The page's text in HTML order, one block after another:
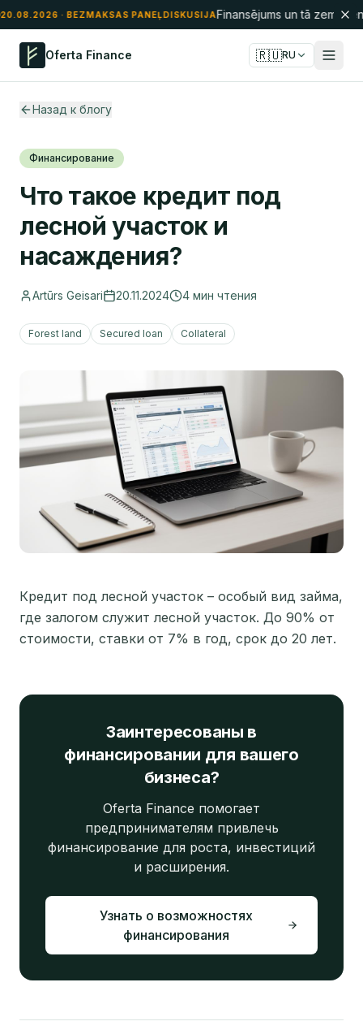
· BEZMAKSAS PANEĻDISKUSIJAFinansējums un tā
Oferta Finance 🇷🇺RU
Назад к блогу
Финансирование
Что такое кредит под
лесной участок и
насаждения?
Artūrs Geisari 20.11.2024 4 мин чтения
Forest land Secured loan Collateral
Кредит под лесной участок – особый вид займа,
где залогом служит лесной участок. До 90% от
стоимости, ставки от 7% в год, срок до 20 лет.
Заинтересованы в
финансировании для вашего
бизнеса?
Oferta Finance помогает
предпринимателям привлечь
финансирование для роста, инвестиций
и расширения.
Узнать о возможностях
финансирования